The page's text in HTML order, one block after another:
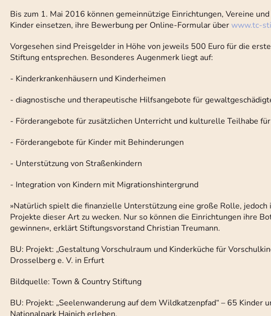
Bis zum 1. Mai 2016 können gemeinnützige Einrichtungen, Vereine
Kinder einsetzen, ihre Bewerbung per Online-Formular überwww.tc-
Vorgesehen sind Preisgelder in Höhe von jeweils 500 Euro für die
Stiftung entsprechen. Besonderes Augenmerk liegt auf:
- Kinderkrankenhäusern und Kinderheimen
- diagnostische und therapeutische Hilfsangebote für
- Förderangebote für zusätzlichen Unterricht und kulturelle Teilhabe
- Förderangebote für Kinder mit Behinderungen
- Unterstützung von Straßenkindern
- Integration von Kindern mit Migrationshintergrund
»Natürlich spielt die finanzielle Unterstützung eine große Rolle,
Projekte dieser Art zu wecken. Nur so können die Einrichtungen ihre
gewinnen«, erklärt Stiftungsvorstand Christian Treumann.
BU: Projekt: „Gestaltung Vorschulraum und Kinderküche für
Drosselberg e. V. in Erfurt
Bildquelle: Town & Country Stiftung
BU: Projekt: „Seelenwanderung auf dem Wildkatzenpfad“ – 65